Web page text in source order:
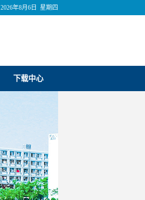
2026年8月6日 星期四
下载中心